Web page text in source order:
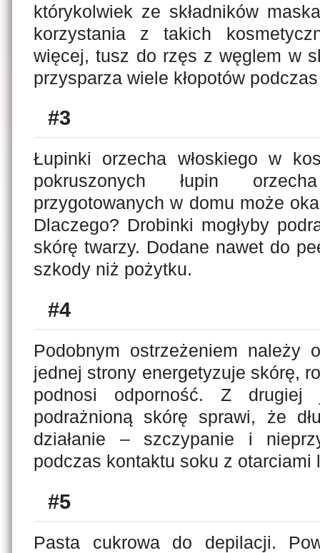
którykolwiek ze składników
korzystania z takich
więcej, tusz do rzęs z węglem w
przysparza wiele kłopotów
#3
Łupinki orzecha włoskiego w
pokruszonych łupin
przygotowanych w domu może
Dlaczego? Drobinki mogłyby
skórę twarzy. Dodane nawet do
szkody niż pożytku.
#4
Podobnym ostrzeżeniem należy
jednej strony energetyzuje skórę,
podnosi odporność. Z drugiej
podrażnioną skórę sprawi, że
działanie – szczypanie i
podczas kontaktu soku z otarciami
#5
Pasta cukrowa do depilacji.